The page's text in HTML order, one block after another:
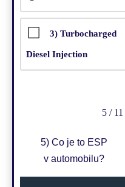
3) Turbocharged
Diesel Injection
5 / 11
5) Co je to ESP
v automobilu?